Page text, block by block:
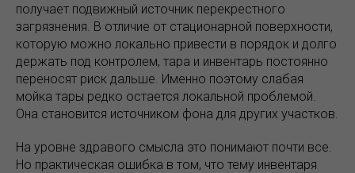
получает подвижный источник перекрестного
загрязнения. В отличие от стационарной поверхности,
которую можно локально привести в порядок и долго
держать под контролем, тара и инвентарь постоянно
переносят риск дальше. Именно поэтому слабая
мойка тары редко остается локальной проблемой.
Она становится источником фона для других участков.
На уровне здравого смысла это понимают почти все.
Но практическая ошибка в том, что тему инвентаря